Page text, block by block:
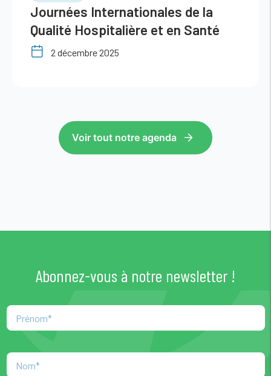
Journées Internationales de la
Qualité Hospitalière et en Santé
2025 (JIQHS)
2 décembre 2025
Voir tout notre agenda
Abonnez-vous à notre newsletter !